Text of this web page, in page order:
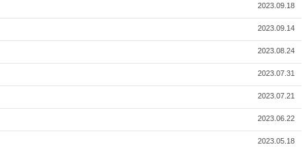
2023.09.18
2023.09.14
2023.08.24
2023.07.31
2023.07.21
2023.06.22
2023.05.18